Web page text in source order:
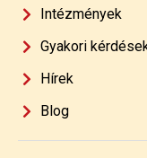
Intézmények
Gyakori
Hírek
Blog